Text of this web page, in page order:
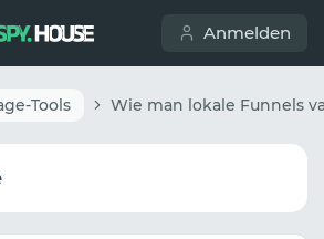
Anmelden
Tools